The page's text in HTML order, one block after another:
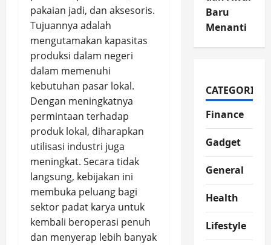
pakaian jadi, dan aksesoris.
Tujuannya adalah
mengutamakan kapasitas
produksi dalam negeri
dalam memenuhi
kebutuhan pasar lokal.
Dengan meningkatnya
permintaan terhadap
produk lokal, diharapkan
utilisasi industri juga
meningkat. Secara tidak
langsung, kebijakan ini
membuka peluang bagi
sektor padat karya untuk
kembali beroperasi penuh
dan menyerap lebih banyak
Baru
Menanti
CATEGORIES
Finance
Gadget
General
Health
Lifestyle